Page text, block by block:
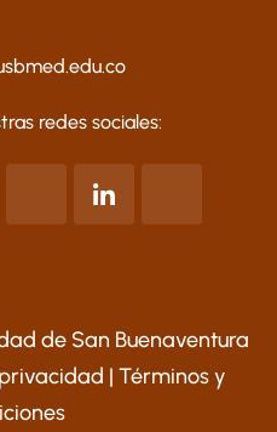
redes sociales:
de San Buenaventura
| Términos y